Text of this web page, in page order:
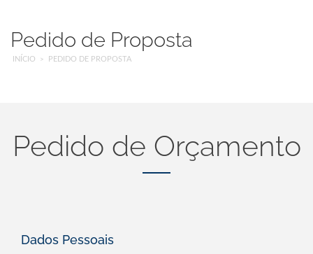
Pedido de Proposta
INÍCIO PEDIDO DE PROPOSTA
Pedido de Orçamento
Dados Pessoais